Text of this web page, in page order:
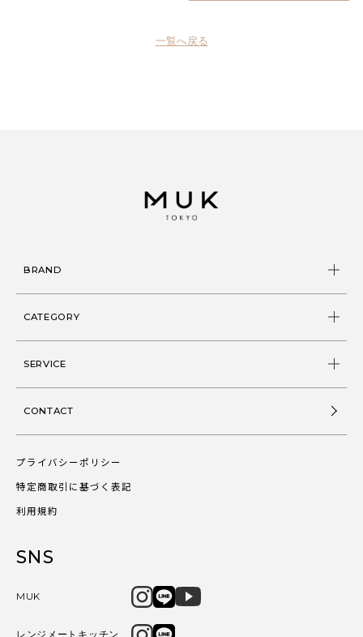
一覧へ戻る
BRAND
CATEGORY
SERVICE
CONTACT
プライバシーポリシー
特定商取引に基づく表記
利用規約
SNS
MUK
レンジメートキッチン